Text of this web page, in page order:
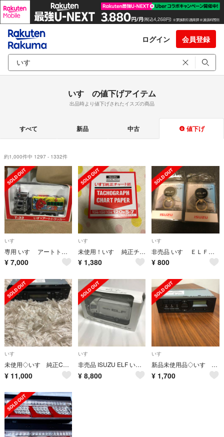
ログイン 会員登録
いすゞの値下げアイテム
出品時より値下げされたイスズの商品
すべて 新品 中古 値下げ
約1,000件中 1297 - 1332件
いすゞ
専用 いすゞ アートトラッカー ダイヤペット トラック ヨネザワ
¥ 7,000
いすゞ
未使用！いすゞ 純正チャート紙 6個セット
¥ 1,380
いすゞ
非売品 いすゞ ＥＬＦエルフ スマホリング 2つセット
¥ 800
いすゞ
未使用◇いすゞ純正CDデッキ
¥ 11,000
いすゞ
非売品 ISUZU ELF いすゞエルフ トラック ミニカー 新品 箱潰れ
¥ 8,800
いすゞ
新品未使用品◇いすゞ純正AM/FMラジオ
¥ 1,700